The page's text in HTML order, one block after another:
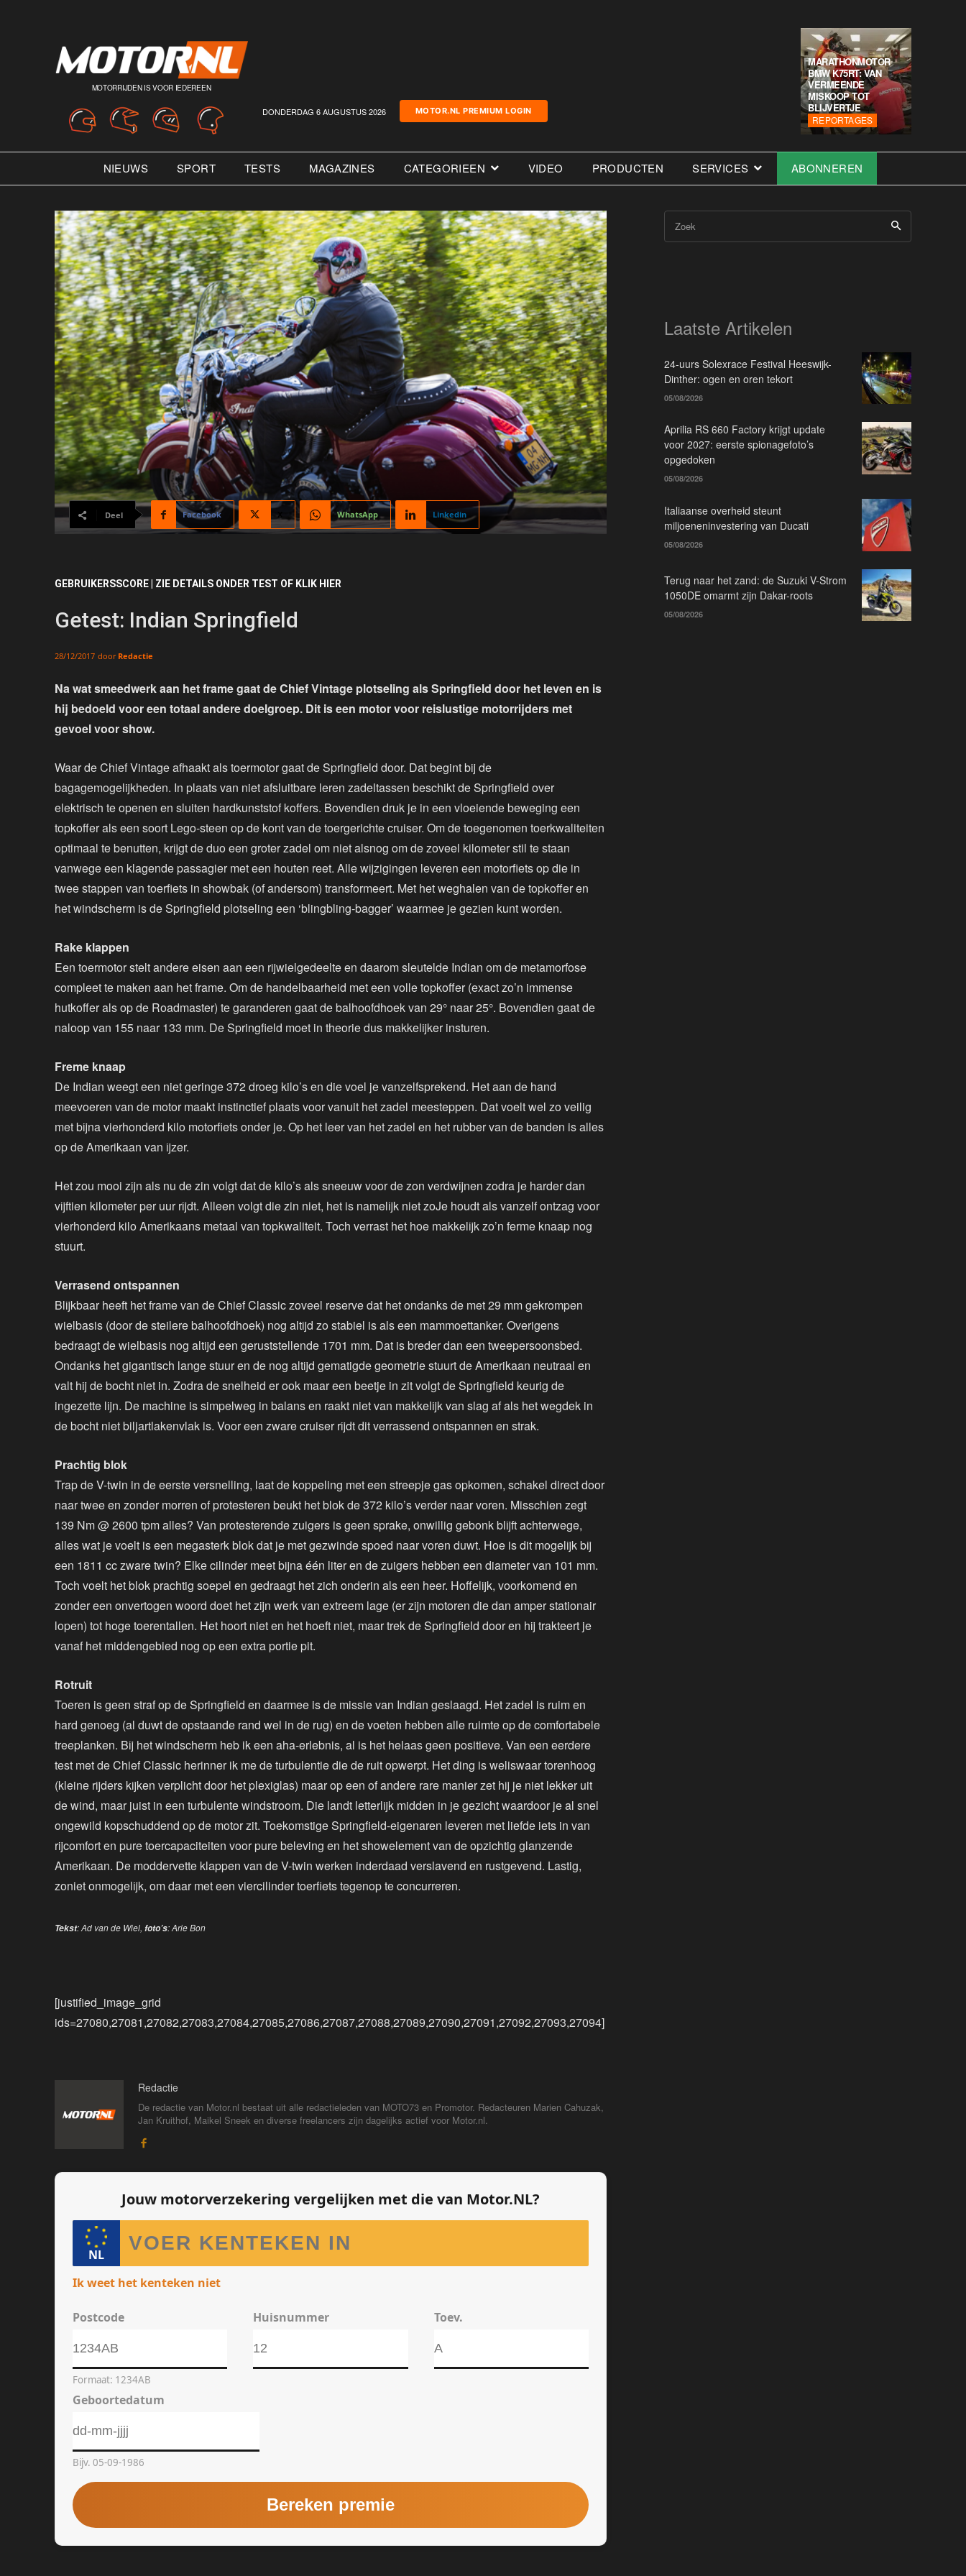
MOTORRIJDEN IS VOOR IEDEREEN
DONDERDAG 6 AUGUSTUS 2026 MOTOR.NL PREMIUM LOGIN
MARATHONMOTOR
BMW K75RT: VAN
VERMEENDE
MISKOOP TOT
BLIJVERTJE
REPORTAGES
NIEUWS SPORT TESTS MAGAZINES CATEGORIEEN VIDEO PRODUCTEN SERVICES ABONNEREN
Deel Facebook X WhatsApp Linkedin
GEBRUIKERSSCORE | ZIE DETAILS ONDER TEST OF KLIK HIER
Getest: Indian Springfield
28/12/2017 door Redactie
Na wat smeedwerk aan het frame gaat de Chief Vintage plotseling als Springfield door het leven en is
hij bedoeld voor een totaal andere doelgroep. Dit is een motor voor reislustige motorrijders met
gevoel voor show.
Waar de Chief Vintage afhaakt als toermotor gaat de Springfield door. Dat begint bij de
bagagemogelijkheden. In plaats van niet afsluitbare leren zadeltassen beschikt de Springfield over
elektrisch te openen en sluiten hardkunststof koffers. Bovendien druk je in een vloeiende beweging een
topkoffer als een soort Lego-steen op de kont van de toergerichte cruiser. Om de toegenomen toerkwaliteiten
optimaal te benutten, krijgt de duo een groter zadel om niet alsnog om de zoveel kilometer stil te staan
vanwege een klagende passagier met een houten reet. Alle wijzigingen leveren een motorfiets op die in
twee stappen van toerfiets in showbak (of andersom) transformeert. Met het weghalen van de topkoffer en
het windscherm is de Springfield plotseling een ‘blingbling-bagger’ waarmee je gezien kunt worden.
Rake klappen
Een toermotor stelt andere eisen aan een rijwielgedeelte en daarom sleutelde Indian om de metamorfose
compleet te maken aan het frame. Om de handelbaarheid met een volle topkoffer (exact zo’n immense
hutkoffer als op de Roadmaster) te garanderen gaat de balhoofdhoek van 29° naar 25°. Bovendien gaat de
naloop van 155 naar 133 mm. De Springfield moet in theorie dus makkelijker insturen.
Freme knaap
De Indian weegt een niet geringe 372 droeg kilo’s en die voel je vanzelfsprekend. Het aan de hand
meevoeren van de motor maakt instinctief plaats voor vanuit het zadel meesteppen. Dat voelt wel zo veilig
met bijna vierhonderd kilo motorfiets onder je. Op het leer van het zadel en het rubber van de banden is alles
op de Amerikaan van ijzer.
Het zou mooi zijn als nu de zin volgt dat de kilo’s als sneeuw voor de zon verdwijnen zodra je harder dan
vijftien kilometer per uur rijdt. Alleen volgt die zin niet, het is namelijk niet zoJe houdt als vanzelf ontzag voor
vierhonderd kilo Amerikaans metaal van topkwaliteit. Toch verrast het hoe makkelijk zo’n ferme knaap nog
stuurt.
Verrasend ontspannen
Blijkbaar heeft het frame van de Chief Classic zoveel reserve dat het ondanks de met 29 mm gekrompen
wielbasis (door de steilere balhoofdhoek) nog altijd zo stabiel is als een mammoettanker. Overigens
bedraagt de wielbasis nog altijd een geruststellende 1701 mm. Dat is breder dan een tweepersoonsbed.
Ondanks het gigantisch lange stuur en de nog altijd gematigde geometrie stuurt de Amerikaan neutraal en
valt hij de bocht niet in. Zodra de snelheid er ook maar een beetje in zit volgt de Springfield keurig de
ingezette lijn. De machine is simpelweg in balans en raakt niet van makkelijk van slag af als het wegdek in
de bocht niet biljartlakenvlak is. Voor een zware cruiser rijdt dit verrassend ontspannen en strak.
Prachtig blok
Trap de V-twin in de eerste versnelling, laat de koppeling met een streepje gas opkomen, schakel direct door
naar twee en zonder morren of protesteren beukt het blok de 372 kilo’s verder naar voren. Misschien zegt
139 Nm @ 2600 tpm alles? Van protesterende zuigers is geen sprake, onwillig gebonk blijft achterwege,
alles wat je voelt is een megasterk blok dat je met gezwinde spoed naar voren duwt. Hoe is dit mogelijk bij
een 1811 cc zware twin? Elke cilinder meet bijna één liter en de zuigers hebben een diameter van 101 mm.
Toch voelt het blok prachtig soepel en gedraagt het zich onderin als een heer. Hoffelijk, voorkomend en
zonder een onvertogen woord doet het zijn werk van extreem lage (er zijn motoren die dan amper stationair
lopen) tot hoge toerentallen. Het hoort niet en het hoeft niet, maar trek de Springfield door en hij trakteert je
vanaf het middengebied nog op een extra portie pit.
Rotruit
Toeren is geen straf op de Springfield en daarmee is de missie van Indian geslaagd. Het zadel is ruim en
hard genoeg (al duwt de opstaande rand wel in de rug) en de voeten hebben alle ruimte op de comfortabele
treeplanken. Bij het windscherm heb ik een aha-erlebnis, al is het helaas geen positieve. Van een eerdere
test met de Chief Classic herinner ik me de turbulentie die de ruit opwerpt. Het ding is weliswaar torenhoog
(kleine rijders kijken verplicht door het plexiglas) maar op een of andere rare manier zet hij je niet lekker uit
de wind, maar juist in een turbulente windstroom. Die landt letterlijk midden in je gezicht waardoor je al snel
ongewild kopschuddend op de motor zit. Toekomstige Springfield-eigenaren leveren met liefde iets in van
rijcomfort en pure toercapaciteiten voor pure beleving en het showelement van de opzichtig glanzende
Amerikaan. De moddervette klappen van de V-twin werken inderdaad verslavend en rustgevend. Lastig,
zoniet onmogelijk, om daar met een viercilinder toerfiets tegenop te concurreren.
Tekst: Ad van de Wiel, foto’s: Arie Bon
[justified_image_grid
ids=27080,27081,27082,27083,27084,27085,27086,27087,27088,27089,27090,27091,27092,27093,27094]
Redactie
De redactie van Motor.nl bestaat uit alle redactieleden van MOTO73 en Promotor. Redacteuren Marien Cahuzak,
Jan Kruithof, Maikel Sneek en diverse freelancers zijn dagelijks actief voor Motor.nl.
Zoek
Laatste Artikelen
24-uurs Solexrace Festival Heeswijk-
Dinther: ogen en oren tekort
05/08/2026
Aprilia RS 660 Factory krijgt update
voor 2027: eerste spionagefoto’s
opgedoken
05/08/2026
Italiaanse overheid steunt
miljoeneninvestering van Ducati
05/08/2026
Terug naar het zand: de Suzuki V-Strom
1050DE omarmt zijn Dakar-roots
05/08/2026